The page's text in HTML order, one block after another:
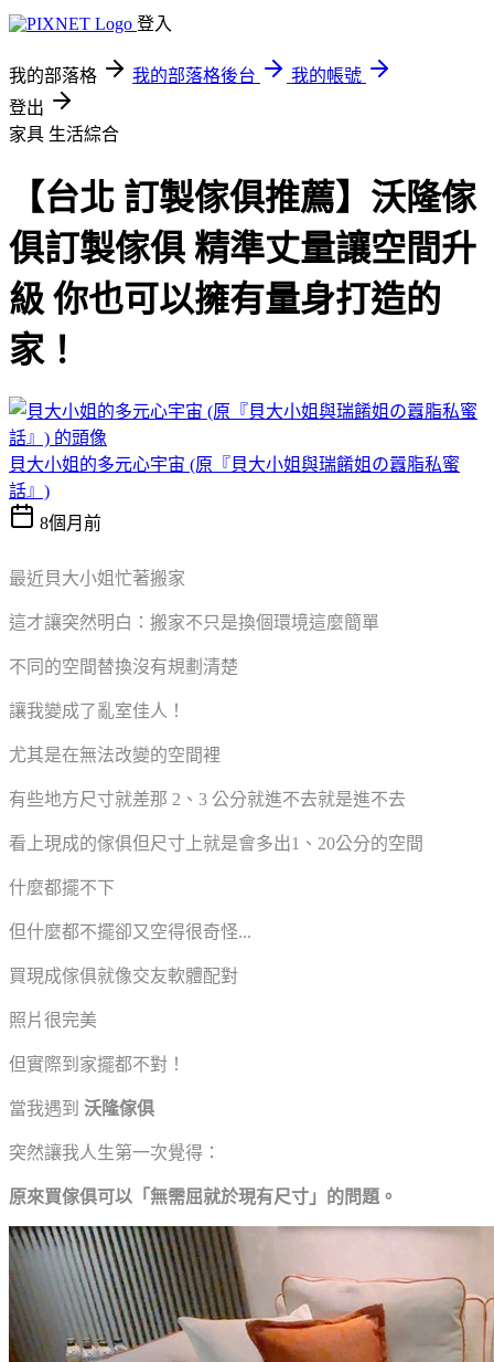
登入
我的部落格 我的部落格後台
我的帳號
登出
家具 生活綜合
【台北 訂製傢俱推薦】沃隆傢
俱訂製傢俱 精準丈量讓空間升
級 你也可以擁有量身打造的
家！
貝大小姐的多元心宇宙 (原『貝大小姐與瑞餚姐の囂脂私蜜
話』)
8個月前
最近貝大小姐忙著搬家
這才讓突然明白：搬家不只是換個環境這麼簡單
不同的空間替換沒有規劃清楚
讓我變成了亂室佳人！
尤其是在無法改變的空間裡
有些地方尺寸就差那 2、3 公分就進不去就是進不去
看上現成的傢俱但尺寸上就是會多出1、20公分的空間
什麼都擺不下
但什麼都不擺卻又空得很奇怪...
買現成傢俱就像交友軟體配對
照片很完美
但實際到家擺都不對！
當我遇到 沃隆傢俱
突然讓我人生第一次覺得：
原來買傢俱可以「無需屈就於現有尺寸」的問題。